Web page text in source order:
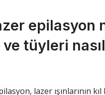
epilasyon
ve tüyleri
lazer ışınlarının